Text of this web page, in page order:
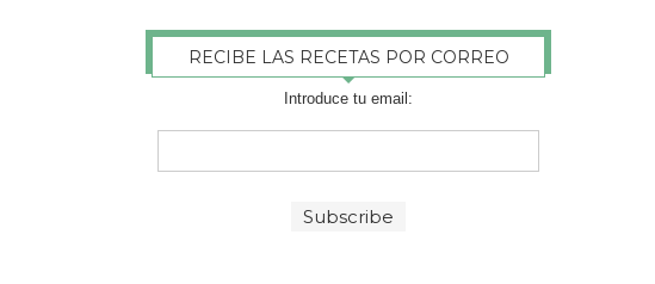
RECIBE LAS RECETAS POR CORREO
Introduce tu email: